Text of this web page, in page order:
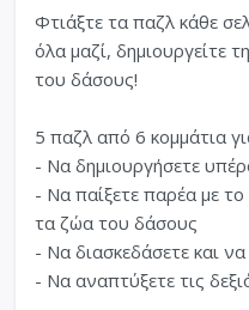
Φτιάξτε τα παζλ κάθε
όλα μαζί, δημιουργείτε
του δάσους!
5 παζλ από 6 κομμάτια
- Να δημιουργήσετε
- Να παίξετε παρέα με
τα ζώα του δάσους
- Να διασκεδάσετε και
- Να αναπτύξετε τις